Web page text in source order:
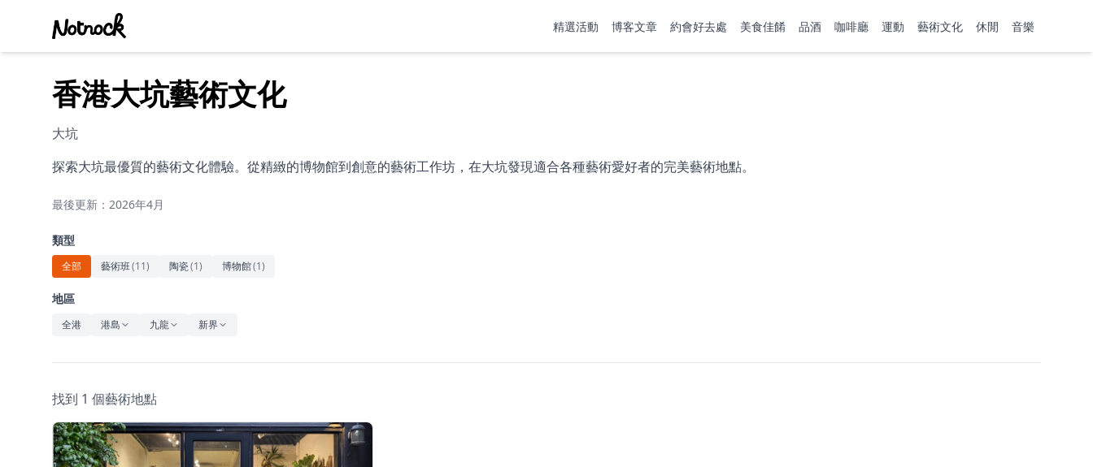
精選活動 博客文章 約會好去處 美食佳餚 品酒 咖啡廳 運動 藝術文化 休閒 音樂
香港大坑藝術文化
大坑
探索大坑最優質的藝術文化體驗。從精緻的博物館到創意的藝術工作坊，在大坑發現適合各種藝術愛好者的完美藝術地點。
最後更新：2026年4月
類型
全部 藝術班(11) 陶瓷(1) 博物館(1)
地區
全港 港島 九龍 新界
找到 1 個藝術地點